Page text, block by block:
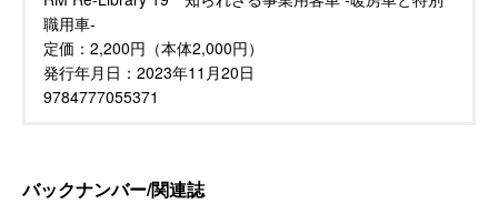
職用車-
定価： 2,200円（本体2,000円）
発行年月日： 2023年11月20日
9784777055371
バックナンバー/関連誌